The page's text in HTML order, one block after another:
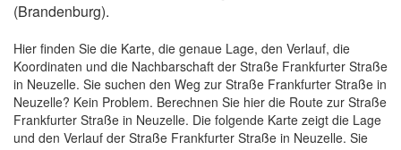
(Brandenburg).
Hier finden Sie die Karte, die genaue Lage, den Verlauf, die
Koordinaten und die Nachbarschaft der Straße Frankfurter Straße
in Neuzelle. Sie suchen den Weg zur Straße Frankfurter Straße in
Neuzelle? Kein Problem. Berechnen Sie hier die Route zur Straße
Frankfurter Straße in Neuzelle. Die folgende Karte zeigt die Lage
und den Verlauf der Straße Frankfurter Straße in Neuzelle. Sie